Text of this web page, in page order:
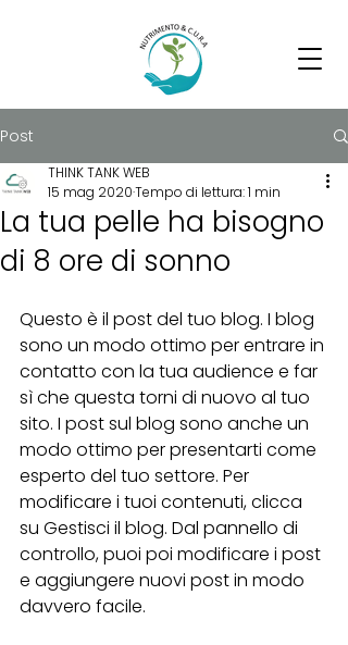
Post
La tua pelle ha bisogno
di 8 ore di sonno
THINK TANK WEB
15 mag 2020Tempo di lettura: 1 min
Questo è il post del tuo blog. I blog
sono un modo ottimo per entrare in
contatto con la tua audience e far
sì che questa torni di nuovo al tuo
sito. I post sul blog sono anche un
modo ottimo per presentarti come
esperto del tuo settore. Per
modificare i tuoi contenuti, clicca
su Gestisci il blog. Dal pannello di
controllo, puoi poi modificare i post
e aggiungere nuovi post in modo
davvero facile.